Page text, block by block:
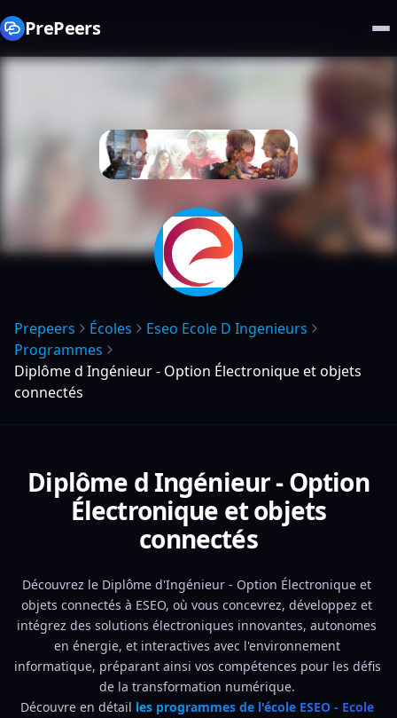
PrePeers
Prepeers Écoles
Eseo Ecole D Ingenieurs
Programmes
Diplôme d Ingénieur - Option Électronique et objets
connectés
Diplôme d Ingénieur - Option
Électronique et objets
connectés
Découvrez le Diplôme d'Ingénieur - Option Électronique et
objets connectés à ESEO, où vous concevrez, développez et
intégrez des solutions électroniques innovantes, autonomes
en énergie, et interactives avec l'environnement
informatique, préparant ainsi vos compétences pour les défis
de la transformation numérique.
Découvre en détail les programmes de l'école ESEO - Ecole